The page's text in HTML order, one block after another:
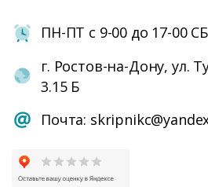
ПН-ПТ с 9-00 до 17-00
г. Ростов-на-Дону, ул.
3.15 Б
Почта: